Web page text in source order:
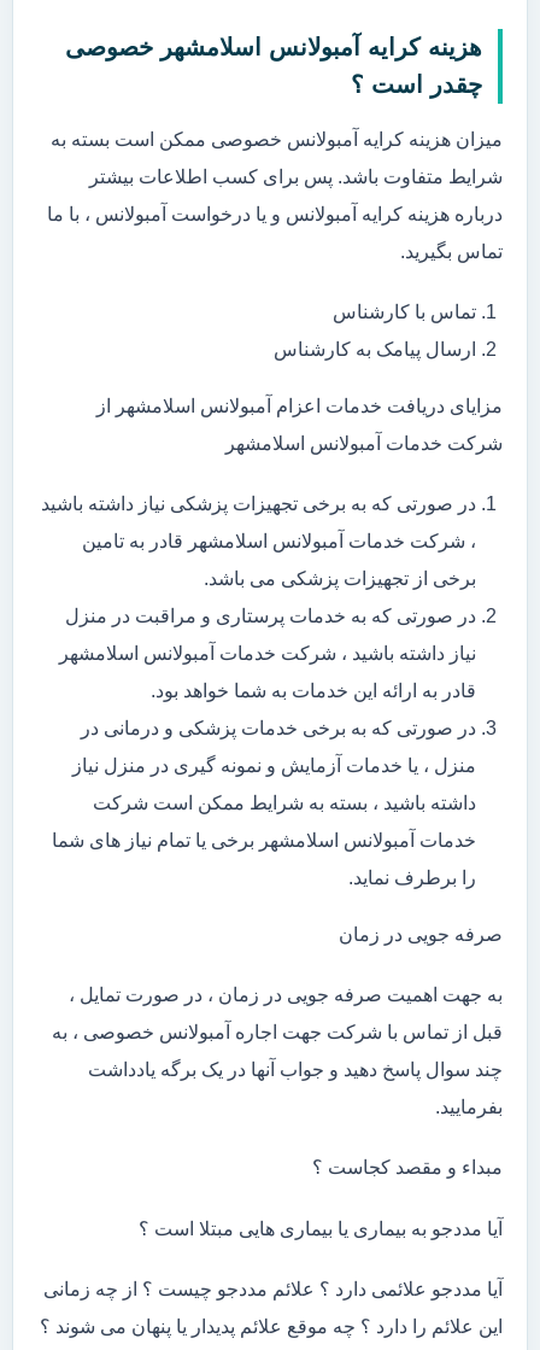
هزینه کرایه آمبولانس اسلامشهر خصوصی
چقدر است ؟
میزان هزینه کرایه آمبولانس خصوصی ممکن است بسته به
شرایط متفاوت باشد. پس برای کسب اطلاعات بیشتر
درباره هزینه کرایه آمبولانس و یا درخواست آمبولانس ، با ما
تماس بگیرید.
تماس با کارشناس
ارسال پیامک به کارشناس
مزایای دریافت خدمات اعزام آمبولانس اسلامشهر از
شرکت خدمات آمبولانس اسلامشهر
در صورتی که به برخی تجهیزات پزشکی نیاز داشته باشید
، شرکت خدمات آمبولانس اسلامشهر قادر به تامین
برخی از تجهیزات پزشکی می باشد.
در صورتی که به خدمات پرستاری و مراقبت در منزل
نیاز داشته باشید ، شرکت خدمات آمبولانس اسلامشهر
قادر به ارائه این خدمات به شما خواهد بود.
در صورتی که به برخی خدمات پزشکی و درمانی در
منزل ، یا خدمات آزمایش و نمونه گیری در منزل نیاز
داشته باشید ، بسته به شرایط ممکن است شرکت
خدمات آمبولانس اسلامشهر برخی یا تمام نیاز های شما
را برطرف نماید.
صرفه جویی در زمان
به جهت اهمیت صرفه جویی در زمان ، در صورت تمایل ،
قبل از تماس با شرکت جهت اجاره آمبولانس خصوصی ، به
چند سوال پاسخ دهید و جواب آنها در یک برگه یادداشت
بفرمایید.
مبداء و مقصد کجاست ؟
آیا مددجو به بیماری یا بیماری هایی مبتلا است ؟
آیا مددجو علائمی دارد ؟ علائم مددجو چیست ؟ از چه زمانی
این علائم را دارد ؟ چه موقع علائم پدیدار یا پنهان می شوند ؟